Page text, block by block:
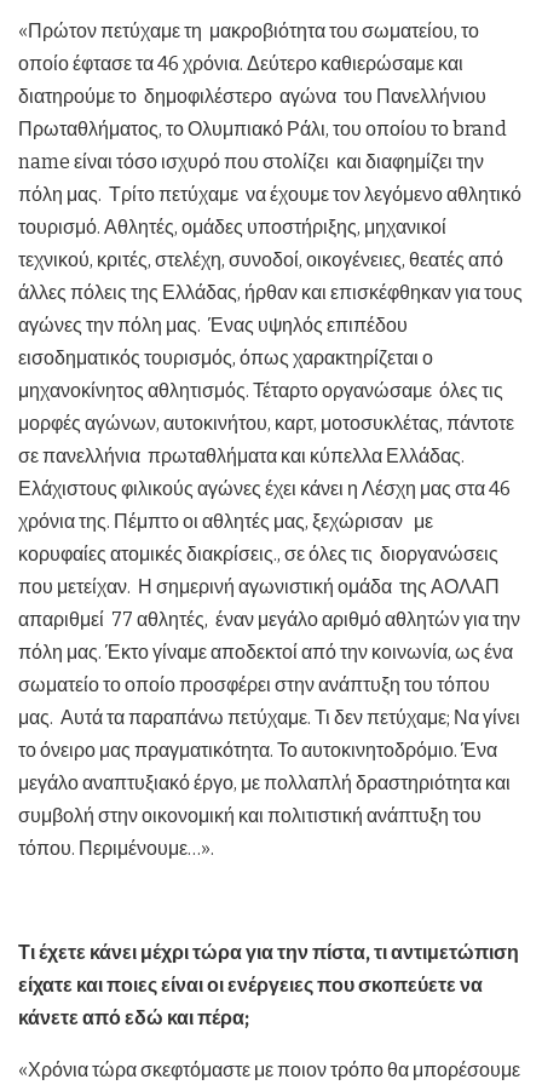
«Πρώτον πετύχαμε τη μακροβιότητα του σωματείου, το
οποίο έφτασε τα 46 χρόνια. Δεύτερο καθιερώσαμε και
διατηρούμε το δημοφιλέστερο αγώνα του Πανελλήνιου
Πρωταθλήματος, το Ολυμπιακό Ράλι, του οποίου το brand
name είναι τόσο ισχυρό που στολίζει και διαφημίζει την
πόλη μας. Τρίτο πετύχαμε να έχουμε τον λεγόμενο αθλητικό
τουρισμό. Αθλητές, ομάδες υποστήριξης, μηχανικοί
τεχνικού, κριτές, στελέχη, συνοδοί, οικογένειες, θεατές από
άλλες πόλεις της Ελλάδας, ήρθαν και επισκέφθηκαν για τους
αγώνες την πόλη μας. Ένας υψηλός επιπέδου
εισοδηματικός τουρισμός, όπως χαρακτηρίζεται ο
μηχανοκίνητος αθλητισμός. Τέταρτο οργανώσαμε όλες τις
μορφές αγώνων, αυτοκινήτου, καρτ, μοτοσυκλέτας, πάντοτε
σε πανελλήνια πρωταθλήματα και κύπελλα Ελλάδας.
Ελάχιστους φιλικούς αγώνες έχει κάνει η Λέσχη μας στα 46
χρόνια της. Πέμπτο οι αθλητές μας, ξεχώρισαν με
κορυφαίες ατομικές διακρίσεις., σε όλες τις διοργανώσεις
που μετείχαν. Η σημερινή αγωνιστική ομάδα της ΑΟΛΑΠ
απαριθμεί 77 αθλητές, έναν μεγάλο αριθμό αθλητών για την
πόλη μας. Έκτο γίναμε αποδεκτοί από την κοινωνία, ως ένα
σωματείο το οποίο προσφέρει στην ανάπτυξη του τόπου
μας. Αυτά τα παραπάνω πετύχαμε. Τι δεν πετύχαμε; Να γίνει
το όνειρο μας πραγματικότητα. Το αυτοκινητοδρόμιο. Ένα
μεγάλο αναπτυξιακό έργο, με πολλαπλή δραστηριότητα και
συμβολή στην οικονομική και πολιτιστική ανάπτυξη του
τόπου. Περιμένουμε…».
Τι έχετε κάνει μέχρι τώρα για την πίστα, τι αντιμετώπιση
είχατε και ποιες είναι οι ενέργειες που σκοπεύετε να
κάνετε από εδώ και πέρα;
«Χρόνια τώρα σκεφτόμαστε με ποιον τρόπο θα μπορέσουμε